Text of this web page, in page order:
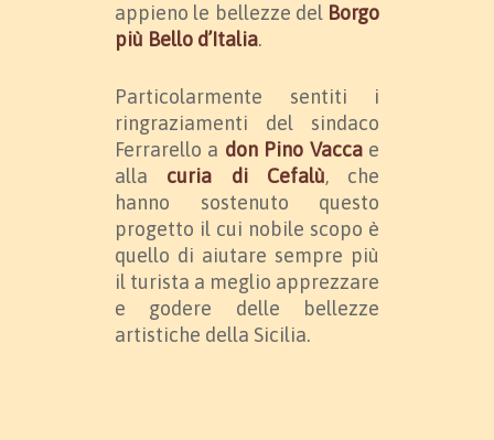
appieno le bellezze del Borgo
più Bello d’Italia.
Particolarmente sentiti i
ringraziamenti del sindaco
Ferrarello a don Pino Vaccae
alla curia di Cefalù, che
hanno sostenuto questo
progetto il cui nobile scopo è
quello di aiutare sempre più
il turista a meglio apprezzare
e godere delle bellezze
artistiche della Sicilia.